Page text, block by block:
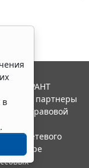
в
.
ГАРАНТ
и ее партнеры
правовой
сетевого
в сфере